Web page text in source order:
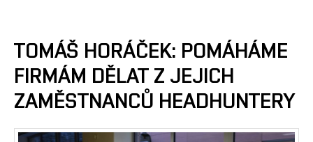
TOMÁŠ HORÁČEK: POMÁHÁME
FIRMÁM DĚLAT Z JEJICH
ZAMĚSTNANCŮ HEADHUNTERY